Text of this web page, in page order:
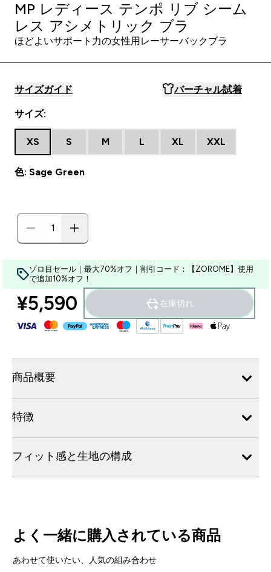
MP レディース テンポ リブ シーム
レス アシメトリック ブラ
ほどよいサポート力の女性用レーサーバックブラ
サイズガイド バーチャル試着
サイズ:
XS S M L XL XXL
色: Sage Green
ゾロ目セール｜最大70%オフ｜割引コード：【ZOROME】使用
で追加10%オフ！
¥5,590‎ 在庫切れ
商品概要
特徴
フィット感と生地の構成
よく一緒に購入されている商品
あわせて使いたい、人気の組み合わせ